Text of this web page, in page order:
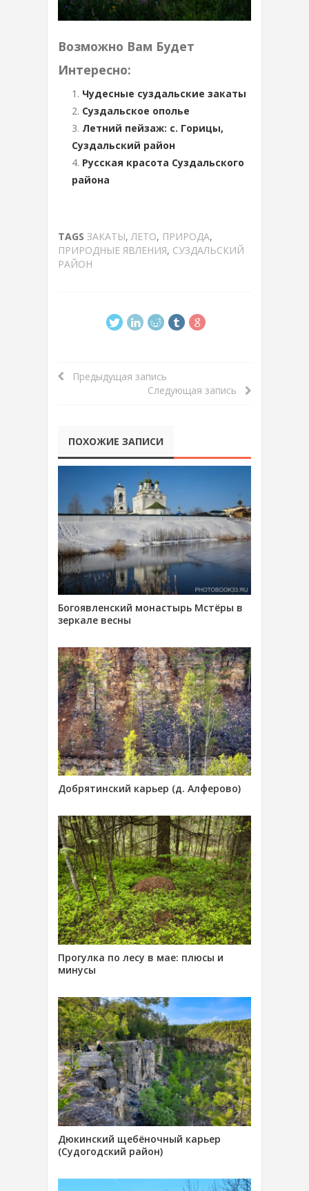
Возможно Вам Будет
Интересно:
Чудесные суздальские закаты
Суздальское ополье
Летний пейзаж: с. Горицы,
Суздальский район
Русская красота Суздальского
района
TAGS ЗАКАТЫ,ЛЕТО, ПРИРОДА,
ПРИРОДНЫЕ ЯВЛЕНИЯ, СУЗДАЛЬСКИЙ
РАЙОН
Предыдущая запись
Следующая запись
ПОХОЖИЕ ЗАПИСИ
Богоявленский монастырь Мстёры в
зеркале весны
Добрятинский карьер (д. Алферово)
Прогулка по лесу в мае: плюсы и
минусы
Дюкинский щебёночный карьер
(Судогодский район)